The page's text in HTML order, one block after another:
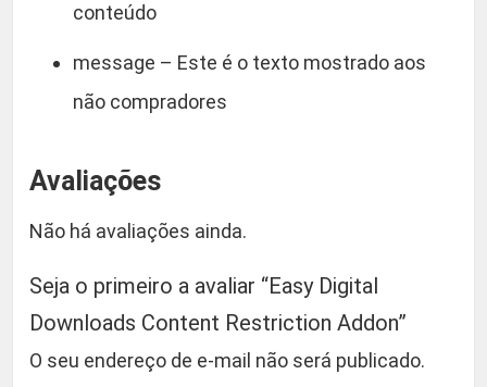
conteúdo
message – Este é o texto mostrado aos
não compradores
Avaliações
Não há avaliações ainda.
Seja o primeiro a avaliar “Easy Digital
Downloads Content Restriction Addon”
O seu endereço de e-mail não será publicado.